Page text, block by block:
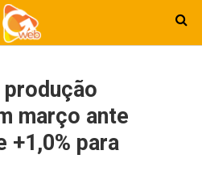
produção
março ante
+1,0% para